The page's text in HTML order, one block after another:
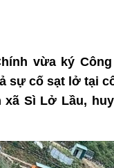
vừa ký Công
sự cố sạt lở tại
Sì Lở Lầu,